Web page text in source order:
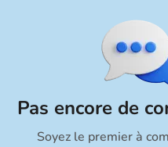
Pas encore de
Soyez le premier à
Annuler